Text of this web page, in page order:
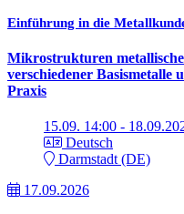
Einführung in die
Mikrostrukturen
verschiedener Basismetalle
Praxis
15.09. 14:00 -
Deutsch
Darmstadt (DE)
17.09.2026